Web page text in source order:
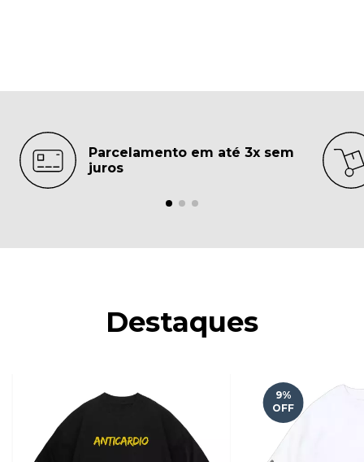
Parcelamento em até 3x sem
juros
Destaques
9%
OFF